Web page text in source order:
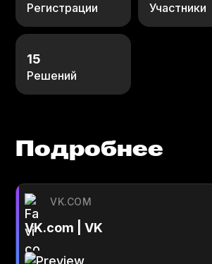
Регистрации Участники
15
Решений
Подробнее
VK.COM
VK.com | VK